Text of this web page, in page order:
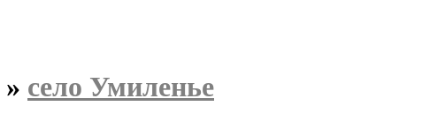
» село Умиленье